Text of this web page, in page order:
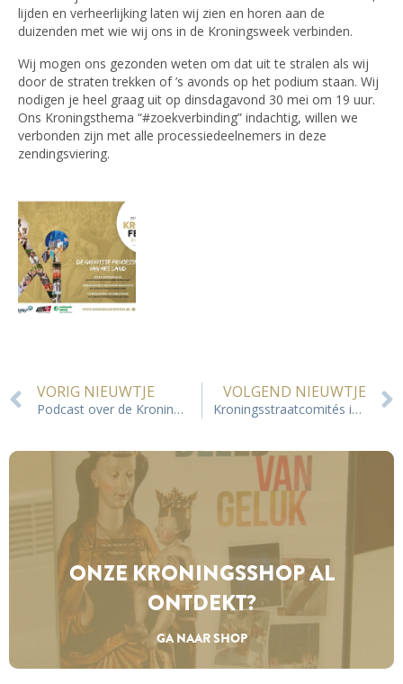
lijden en verheerlijking laten wij zien en horen aan de
duizenden met wie wij ons in de Kroningsweek verbinden.
Wij mogen ons gezonden weten om dat uit te stralen als wij
door de straten trekken of ’s avonds op het podium staan. Wij
nodigen je heel graag uit op dinsdagavond 30 mei om 19 uur.
Ons Kroningsthema “#zoekverbinding” indachtig, willen we
verbonden zijn met alle processiedeelnemers in deze
zendingsviering.
VORIG NIEUWTJE
Podcast over de Kroningsfeesten
VOLGEND NIEUWTJE
Kroningsstraatcomités in actie
ONZE KRONINGS­SHOP AL
ONTDEKT?
GA NAAR SHOP